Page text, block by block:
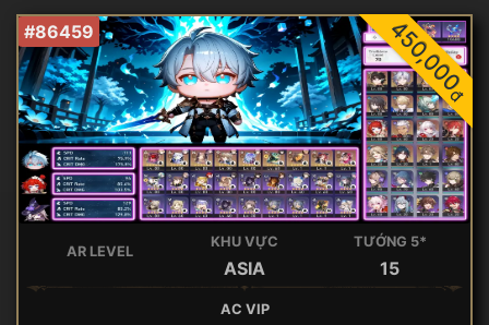
#86459 450,000
đ
AR LEVEL
KHU VỰC
ASIA
TƯỚNG 5*
15
AC VIP